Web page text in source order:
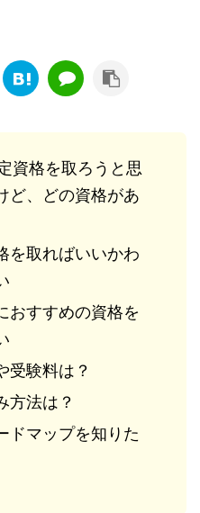
資格を取ろうと思
ど、どの資格があ
を取ればいいかわ
おすすめの資格を
受験料は？
方法は？
ドマップを知りた